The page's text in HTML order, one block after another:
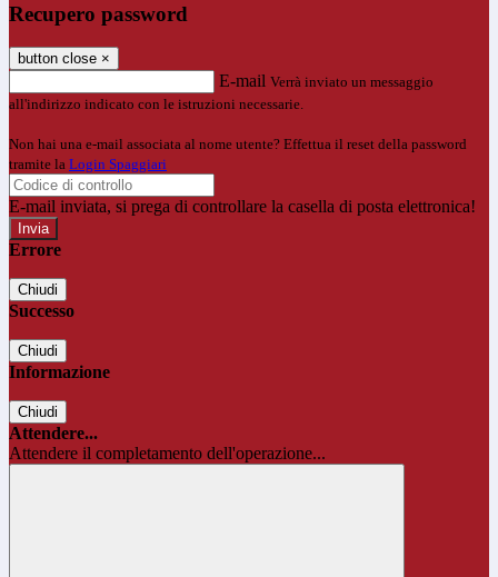
Recupero password
button close ×
E-mail Verrà inviato un messaggio
all'indirizzo indicato con le istruzioni necessarie.
Non hai una e-mail associata al nome utente? Effettua il reset della password
tramite la Login Spaggiari
E-mail inviata, si prega di controllare la casella di posta elettronica!
Errore
Chiudi
Successo
Chiudi
Informazione
Chiudi
Attendere...
Attendere il completamento dell'operazione...